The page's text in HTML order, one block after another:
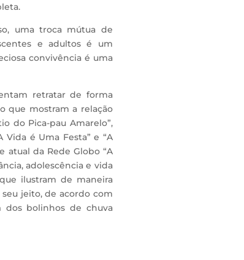
uma troca mútua de
e adultos é um
convivência é uma
retratar de forma
que mostram a relação
do Pica-pau Amarelo”,
é Uma Festa” e “A
atual da Rede Globo “A
adolescência e vida
ilustram de maneira
jeito, de acordo com
dos bolinhos de chuva